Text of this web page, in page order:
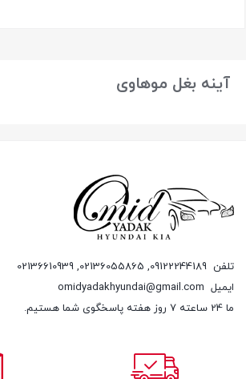
آینه بغل موهاوی
تلفن 09122244189
,
02136055865
,
02136610939
ایمیل omidyadakhyundai@gmail.com
ما 24 ساعته 7 روز هفته پاسخگوی شما هستیم.